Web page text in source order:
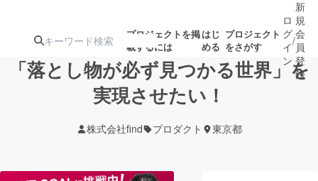
プロジェクトを掲
載するには
はじ
める
プロジェクト
をさがす
注目のリ
ターン
注目の新着プロ
ジェクト
募集終了が近いプ
ロジェクト
ロ
グ
イ
ン
/
新
規
会
員
登
録
「落とし物が必ず見つかる世界」を
実現させたい！
株式会社find プロダクト 東京都